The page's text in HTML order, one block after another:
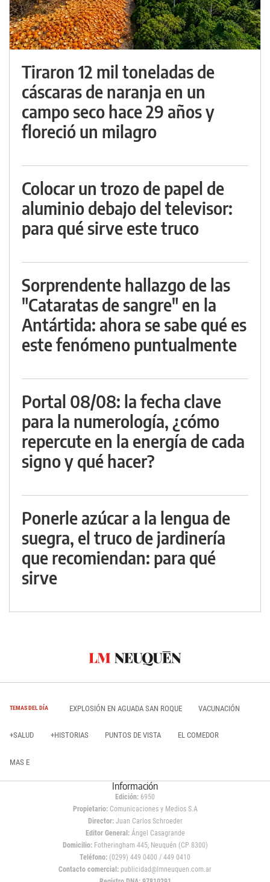
Tiraron 12 mil toneladas de
cáscaras de naranja en un
campo seco hace 29 años y
floreció un milagro
Colocar un trozo de papel de
aluminio debajo del televisor:
para qué sirve este truco
Sorprendente hallazgo de las
"Cataratas de sangre" en la
Antártida: ahora se sabe qué es
este fenómeno puntualmente
Portal 08/08: la fecha clave
para la numerología, ¿cómo
repercute en la energía de cada
signo y qué hacer?
Ponerle azúcar a la lengua de
suegra, el truco de jardinería
que recomiendan: para qué
sirve
TEMAS DEL DÍA EXPLOSIÓN EN AGUADA SAN ROQUE VACUNACIÓN
+SALUD +HISTORIAS PUNTOS DE VISTA EL COMEDOR
MAS E
Información
Edición: 6950
Propietario:Comunicaciones y Medios S.A
Director: Juan Carlos Schroeder
Editor General:Ángel Casagrande
Domicilio:Fotheringham 445, Neuquén (CP 8300)
Teléfono: (0299) 449 0400 / 449 0410
Contacto comercial: publicidad@lmneuquen.com.ar